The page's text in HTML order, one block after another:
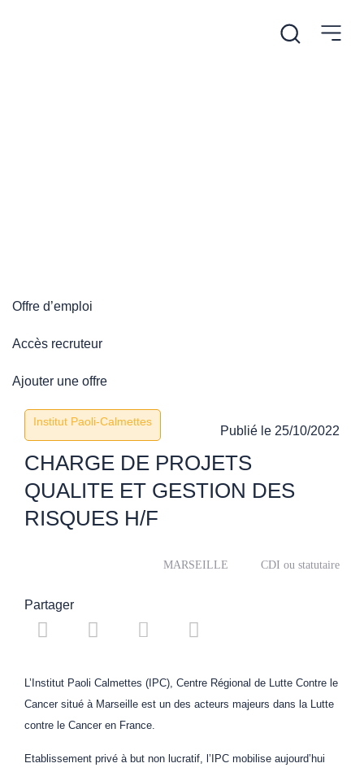
Offre d’emploi
Accès recruteur
Ajouter une offre
Institut Paoli-Calmettes
Publié le 25/10/2022
CHARGE DE PROJETS
QUALITE ET GESTION DES
RISQUES H/F
MARSEILLE CDI ou statutaire
Partager
L’Institut Paoli Calmettes (IPC), Centre Régional de Lutte Contre le
Cancer situé à Marseille est un des acteurs majeurs dans la Lutte
contre le Cancer en France.
Etablissement privé à but non lucratif, l’IPC mobilise aujourd’hui